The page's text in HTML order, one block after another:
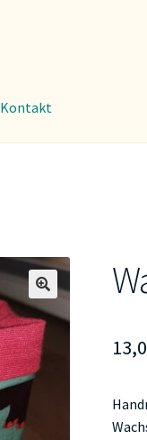
Kontakt
🔍